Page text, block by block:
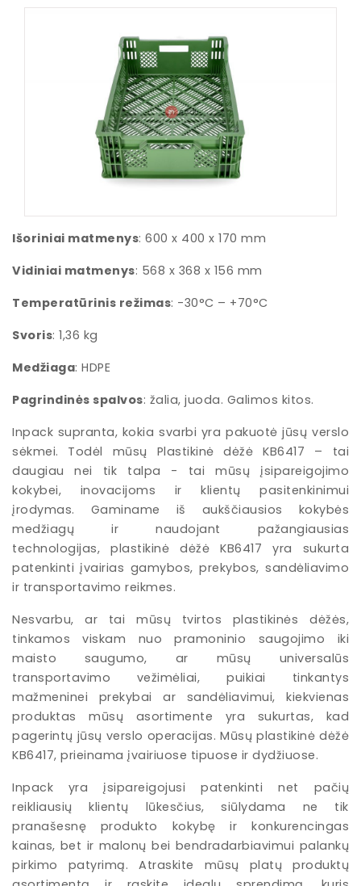
Išoriniai matmenys: 600 x 400 x 170 mm
Vidiniai matmenys: 568 x 368 x 156 mm
Temperatūrinis režimas: -30°C – +70°C
Svoris: 1,36 kg
Medžiaga: HDPE
Pagrindinės spalvos: žalia, juoda. Galimos kitos.
Inpack supranta, kokia svarbi yra pakuotė jūsų verslo
sėkmei. Todėl mūsų Plastikinė dėžė KB6417 – tai
daugiau nei tik talpa - tai mūsų įsipareigojimo
kokybei, inovacijoms ir klientų pasitenkinimui
įrodymas. Gaminame iš aukščiausios kokybės
medžiagų ir naudojant pažangiausias
technologijas, plastikinė dėžė KB6417 yra sukurta
patenkinti įvairias gamybos, prekybos, sandėliavimo
ir transportavimo reikmes.
Nesvarbu, ar tai mūsų tvirtos plastikinės dėžės,
tinkamos viskam nuo pramoninio saugojimo iki
maisto saugumo, ar mūsų universalūs
transportavimo vežimėliai, puikiai tinkantys
mažmeninei prekybai ar sandėliavimui, kiekvienas
produktas mūsų asortimente yra sukurtas, kad
pagerintų jūsų verslo operacijas. Mūsų plastikinė dėžė
KB6417, prieinama įvairiuose tipuose ir dydžiuose.
Inpack yra įsipareigojusi patenkinti net pačių
reikliausių klientų lūkesčius, siūlydama ne tik
pranašesnę produkto kokybę ir konkurencingas
kainas, bet ir malonų bei bendradarbiavimui palankų
pirkimo patyrimą. Atraskite mūsų platų produktų